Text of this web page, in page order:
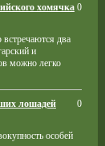
хомячка
два
и
можно легко
0
лошадей
особей
0